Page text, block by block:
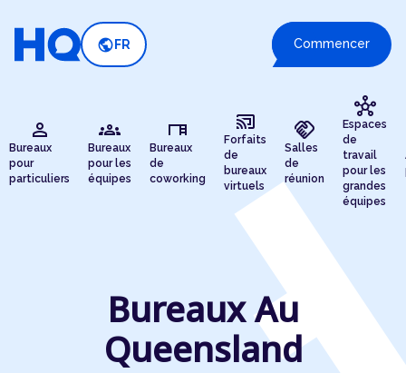
public FR Commencer
person
Bureaux
pour
particuliers
groups
Bureaux
pour les
équipes
desk
Bureaux
de
coworking
cast_connected
Forfaits
de
bureaux
virtuels
handshake
Salles
de
réunion
hub
Espaces
de
travail
pour les
grandes
équipes
Bureaux Au
Queensland